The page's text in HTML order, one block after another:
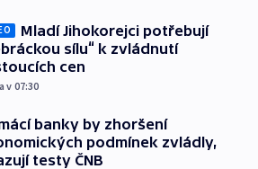
Mladí Jihokorejci potřebují
sílu“ k zvládnutí
cen
v 07:30
banky by zhoršení
podmínek zvládly,
testy ČNB